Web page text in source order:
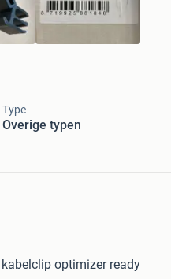
Type
Overige typen
optimizer ready